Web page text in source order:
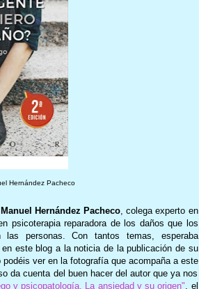
Hernández Pacheco
Manuel Hernández Pacheco, colega experto en
psicoterapia reparadora de los daños que los
personas. Con tantos temas, esperaba
este blog a la noticia de la publicación de su
ver en la fotografía que acompaña a este
da cuenta del buen hacer del autor que ya nos
y psicopatología. La ansiedad y su origen", el